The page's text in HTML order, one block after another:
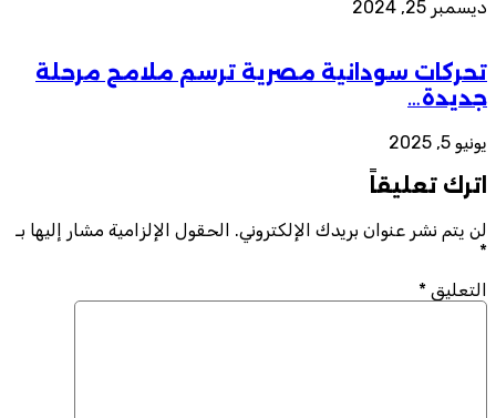
ديسمبر 25, 2024
تحركات سودانية مصرية ترسم ملامح مرحلة
جديدة…
يونيو 5, 2025
اترك تعليقاً
لن يتم نشر عنوان بريدك الإلكتروني. الحقول الإلزامية مشار إليها بـ
*
التعليق *